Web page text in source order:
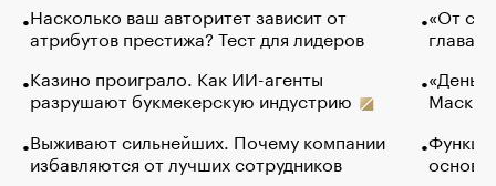
Насколько ваш авторитет зависит от
атрибутов престижа? Тест для лидеров
Казино проиграло. Как ИИ-агенты
разрушают букмекерскую индустрию
Выживают сильнейших. Почему компании
избавляются от лучших сотрудников
«От
глава
Маск в
основ